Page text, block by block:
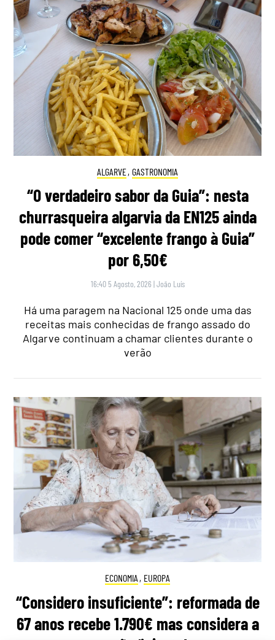
ALGARVE, GASTRONOMIA
“O verdadeiro sabor da Guia”: nesta
churrasqueira algarvia da EN125 ainda
pode comer “excelente frango à Guia”
por 6,50€
16:40 5 Agosto, 2026 |João Luís
Há uma paragem na Nacional 125 onde uma das
receitas mais conhecidas de frango assado do
Algarve continuam a chamar clientes durante o
verão
ECONOMIA , EUROPA
“Considero insuficiente”: reformada de
67 anos recebe 1.790€ mas considera a